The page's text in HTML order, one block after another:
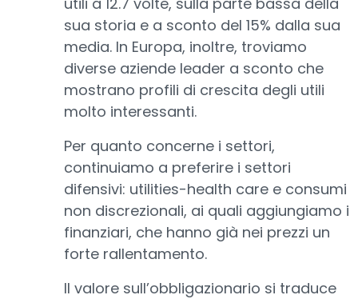
sua storia e a sconto del 15% dalla sua
media. In Europa, inoltre, troviamo
diverse aziende leader a sconto che
mostrano profili di crescita degli utili
molto interessanti.
Per quanto concerne i settori,
continuiamo a preferire i settori
difensivi: utilities-health care e consumi
non discrezionali, ai quali aggiungiamo i
finanziari, che hanno già nei prezzi un
forte rallentamento.
Il valore sull’obbligazionario si traduce